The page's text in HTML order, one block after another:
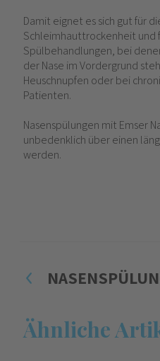
Damit eignet es sich gut für
Schleimhauttrockenheit und
Spülbehandlungen, bei
der Nase im Vordergrund
Heuschnupfen oder bei
Patienten.
Nasenspülungen mit Emser
unbedenklich über einen
werden.
Ähnliche